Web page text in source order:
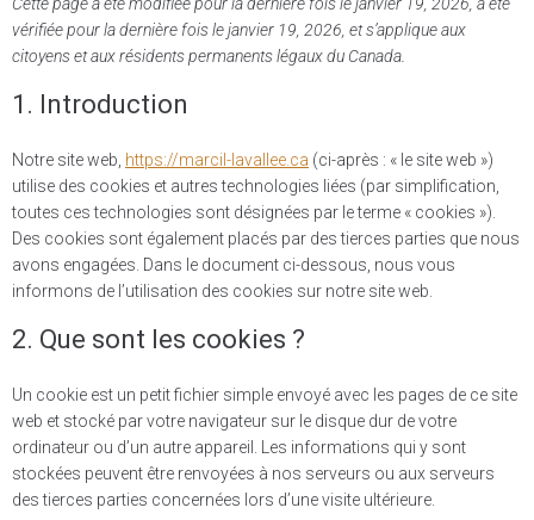
vérifiée pour la dernière fois le janvier 19, 2026, et s’applique aux
citoyens et aux résidents permanents légaux du Canada.
1. Introduction
Notre site web, https://marcil-lavallee.ca (ci-après : « le site web »)
utilise des cookies et autres technologies liées (par simplification,
toutes ces technologies sont désignées par le terme « cookies »).
Des cookies sont également placés par des tierces parties que nous
avons engagées. Dans le document ci-dessous, nous vous
informons de l’utilisation des cookies sur notre site web.
2. Que sont les cookies ?
Un cookie est un petit fichier simple envoyé avec les pages de ce site
web et stocké par votre navigateur sur le disque dur de votre
ordinateur ou d’un autre appareil. Les informations qui y sont
stockées peuvent être renvoyées à nos serveurs ou aux serveurs
des tierces parties concernées lors d’une visite ultérieure.